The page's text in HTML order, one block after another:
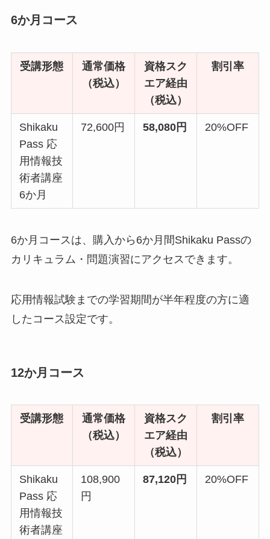
6か月コース
受講形態
通常価格
（税込）
資格スク
エア経由
（税込）
割引率
Shikaku
Pass 応
用情報技
術者講座
6か月
72,600円 58,080円 20%OFF
6か月コースは、購入から6か月間Shikaku Passの
カリキュラム・問題演習にアクセスできます。
応用情報試験までの学習期間が半年程度の方に適
したコース設定です。
12か月コース
受講形態
通常価格
（税込）
資格スク
エア経由
（税込）
割引率
Shikaku
Pass 応
用情報技
術者講座
108,900
円
87,120円 20%OFF